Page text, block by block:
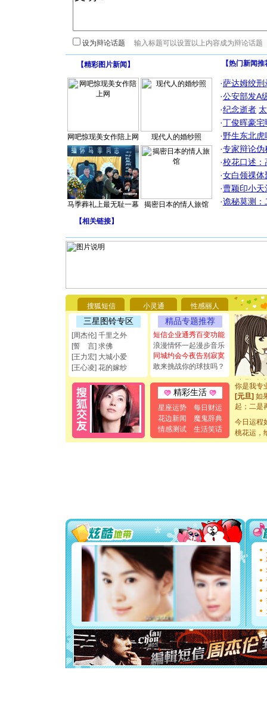
设为辩论话题
【精彩图片新闻 】
网吧惊现美女作陪上网 现代人的婚纱照
马季葬礼上最无耻一幕 揭密日本的情人旅馆
【热门新闻
·萨达姆绞刑
·公安部发A
·纪念逝者
·丁俊晖豪
·野生东北
·专家辩论伪
·校花口述：
·女白领祼体
·曹颖印小天
·诡秘莫测：
【相关链接】
搜狐短信 小灵通 性感丽人
三星图铃专区
[周杰伦] 千里之外
[誓 言] 求佛
[王力宏] 大城小爱
[王心凌] 花的嫁纱
精品专题推荐
短信企业通秀百变功能
浪漫情怀一起漫步音乐
同城约会今夜告别寂寞
敢来挑战你的球技吗？
精彩生活
星座运势
每日财运
花边新闻
魔鬼辞典
情感测试
生活笑话
你太多，
要平安！
[圣诞节]
能正大光
都要快乐
[圣诞节]
如意,快
[元旦]看
断电。爱
你是我专
[元旦]如
起；二是
离。水晶
[元旦]当
泣，这痛
卖了。水
你太多，
要平安
[圣诞节]
能正大
都要快乐
[圣诞节]
如意,快
[元旦]
断电。
你是我
[元旦]如
起；二是
离。水晶
[元旦]当
泣，这痛
今日运程
桃花运，